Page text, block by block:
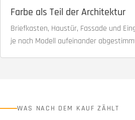
Farbe als Teil der Architektur
Briefkasten, Haustür, Fassade und
je nach Modell aufeinander
WAS NACH DEM KAUF ZÄHLT